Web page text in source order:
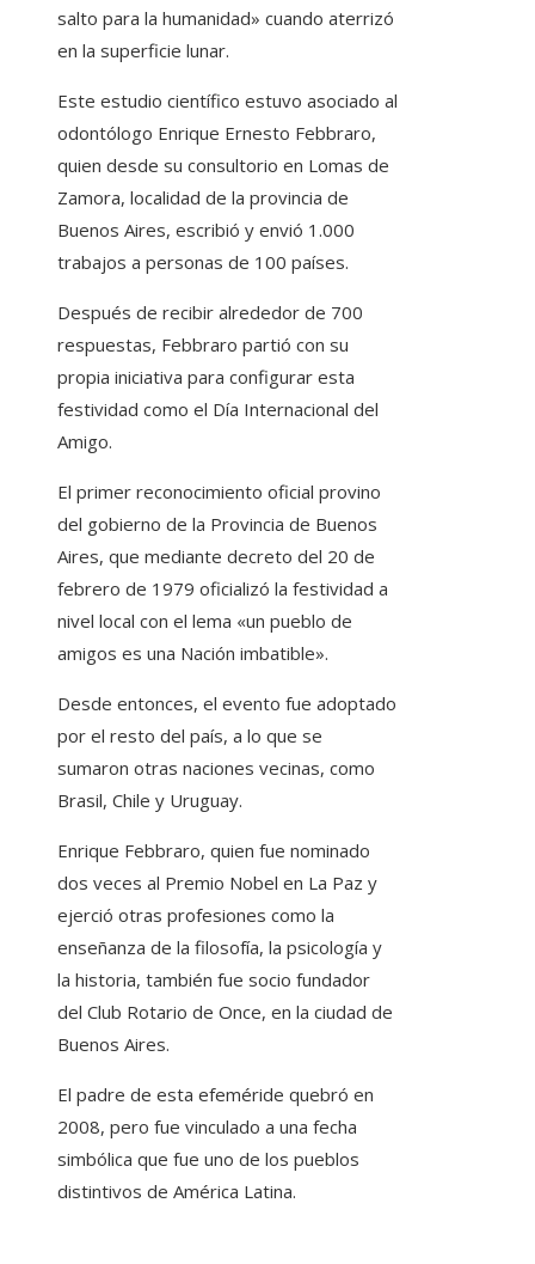
salto para la humanidad» cuando aterrizó
en la superficie lunar.
Este estudio científico estuvo asociado al
odontólogo Enrique Ernesto Febbraro,
quien desde su consultorio en Lomas de
Zamora, localidad de la provincia de
Buenos Aires, escribió y envió 1.000
trabajos a personas de 100 países.
Después de recibir alrededor de 700
respuestas, Febbraro partió con su
propia iniciativa para configurar esta
festividad como el Día Internacional del
Amigo.
El primer reconocimiento oficial provino
del gobierno de la Provincia de Buenos
Aires, que mediante decreto del 20 de
febrero de 1979 oficializó la festividad a
nivel local con el lema «un pueblo de
amigos es una Nación imbatible».
Desde entonces, el evento fue adoptado
por el resto del país, a lo que se
sumaron otras naciones vecinas, como
Brasil, Chile y Uruguay.
Enrique Febbraro, quien fue nominado
dos veces al Premio Nobel en La Paz y
ejerció otras profesiones como la
enseñanza de la filosofía, la psicología y
la historia, también fue socio fundador
del Club Rotario de Once, en la ciudad de
Buenos Aires.
El padre de esta efeméride quebró en
2008, pero fue vinculado a una fecha
simbólica que fue uno de los pueblos
distintivos de América Latina.